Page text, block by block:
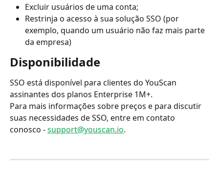
Excluir usuários de uma conta;
Restrinja o acesso à sua solução SSO (por
exemplo, quando um usuário não faz mais parte
da empresa)
Disponibilidade
SSO está disponível para clientes do YouScan
assinantes dos planos Enterprise 1M+.
Para mais informações sobre preços e para discutir
suas necessidades de SSO, entre em contato
conosco - support@youscan.io.